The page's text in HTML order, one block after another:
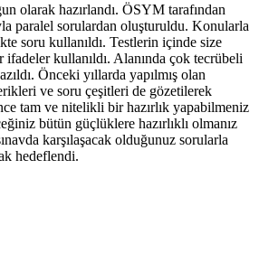
olarak hazırlandı. ÖSYM tarafından
paralel sorulardan oluşturuldu. Konularla
soru kullanıldı. Testlerin içinde size
ifadeler kullanıldı. Alanında çok tecrübeli
Önceki yıllarda yapılmış olan
ve soru çeşitleri de gözetilerek
tam ve nitelikli bir hazırlık yapabilmeniz
bütün güçlüklere hazırlıklı olmanız
karşılaşacak olduğunuz sorularla
hedeflendi.